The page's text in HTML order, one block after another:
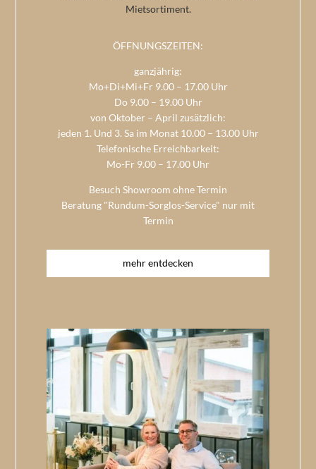
Mietsortiment.
ÖFFNUNGSZEITEN:
ganzjährig:
Mo+Di+Mi+Fr 9.00 – 17.00 Uhr
Do 9.00 – 19.00 Uhr
von Oktober – April zusätzlich:
jeden 1. Und 3. Sa im Monat 10.00 – 13.00 Uhr
Telefonische Erreichbarkeit:
Mo-Fr 9.00 – 17.00 Uhr
Besuch Showroom ohne Termin
Beratung "Rundum-Sorglos-Service" nur mit
Termin
mehr entdecken